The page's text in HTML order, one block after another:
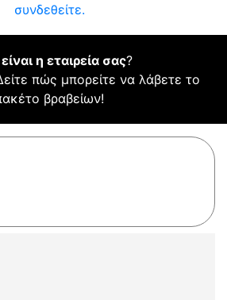
συνδεθείτε.
η εταιρεία σας?
πώς μπορείτε να λάβετε το
βραβείων!